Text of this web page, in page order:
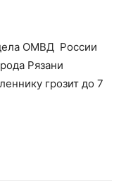
ОМВД России
Рязани
грозит до 7